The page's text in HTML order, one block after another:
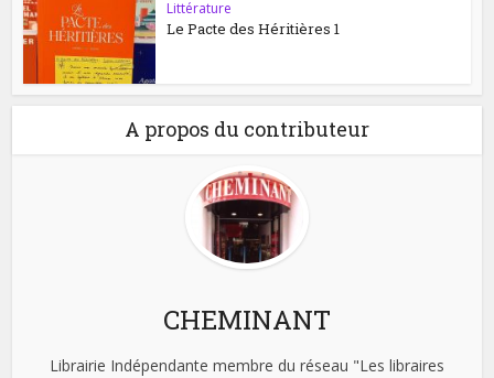
Littérature
Le Pacte des Héritières 1
A propos du contributeur
CHEMINANT
Librairie Indépendante membre du réseau "Les libraires